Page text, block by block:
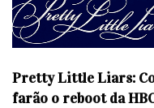
Pretty Little Liars:
farão o reboot da